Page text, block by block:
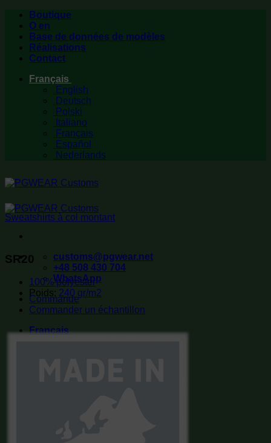
Passer
contenu
Boutique
O en
Base de données de modèles
Réalisations
Contact
Français
English
Deutsch
Polski
Italiano
Français
Español
Nederlands
customs@pgwear.net
+48 508 430 704
WhatsApp
Commande
Commander un échantillon
Français
Sweatshirts à col montant
SR20
100% polyester
Poids: 240 gr/m2